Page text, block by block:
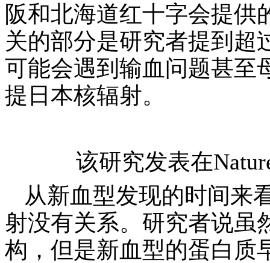
阪和北海道红十字会提供
关的部分是研究者提到超
可能会遇到输血问题甚至
提日本核辐射。
该研究发表在
从新血型发现的时间来
射没有关系。研究者说虽
构，但是新血型的蛋白质